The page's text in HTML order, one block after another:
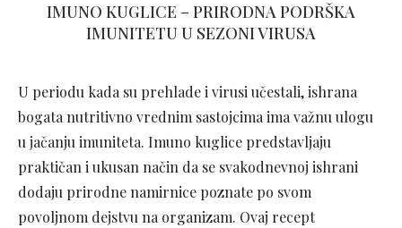
IMUNO KUGLICE – PRIRODNA PODRŠKA
IMUNITETU U SEZONI VIRUSA
U periodu kada su prehlade i virusi učestali, ishrana
bogata nutritivno vrednim sastojcima ima važnu ulogu
u jačanju imuniteta. Imuno kuglice predstavljaju
praktičan i ukusan način da se svakodnevnoj ishrani
dodaju prirodne namirnice poznate po svom
povoljnom dejstvu na organizam. Ovaj recept